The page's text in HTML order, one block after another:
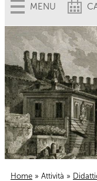
MENU
Home » Attività »